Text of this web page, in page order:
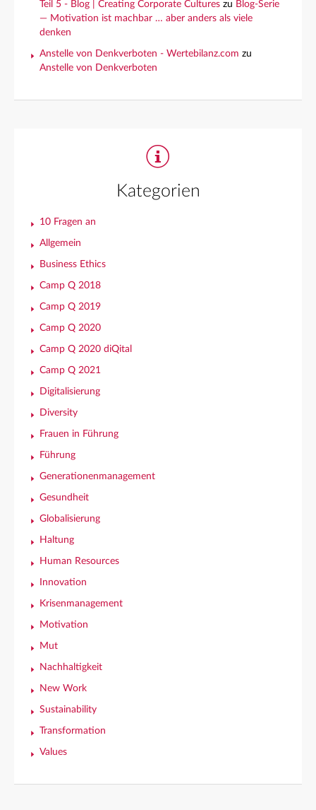
Teil 5 - Blog | Creating Corporate Cultures zu Blog-Serie
— Motivation ist machbar … aber anders als viele
denken
Anstelle von Denkverboten - Wertebilanz.com zu
Anstelle von Denkverboten
Kategorien
10 Fragen an
Allgemein
Business Ethics
Camp Q 2018
Camp Q 2019
Camp Q 2020
Camp Q 2020 diQital
Camp Q 2021
Digitalisierung
Diversity
Frauen in Führung
Führung
Generationenmanagement
Gesundheit
Globalisierung
Haltung
Human Resources
Innovation
Krisenmanagement
Motivation
Mut
Nachhaltigkeit
New Work
Sustainability
Transformation
Values